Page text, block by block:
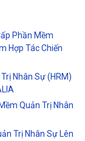
Phần Mềm
Hợp Tác Chiến
Nhân Sự (HRM)
Quản Trị Nhân
Trị Nhân Sự Lên